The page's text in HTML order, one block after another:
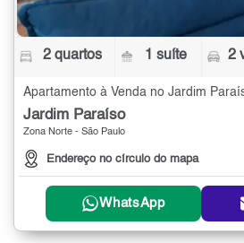
2 quartos 1 suíte 2
Apartamento à Venda no Jardim
Jardim Paraíso
Zona Norte - São Paulo
Endereço no círculo do mapa
WhatsApp